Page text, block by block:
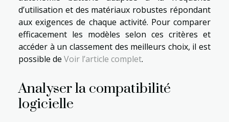
d’utilisation et des matériaux robustes répondant
aux exigences de chaque activité. Pour comparer
efficacement les modèles selon ces critères et
accéder à un classement des meilleurs choix, il est
possible de Voir l’article complet.
Analyser la compatibilité
logicielle